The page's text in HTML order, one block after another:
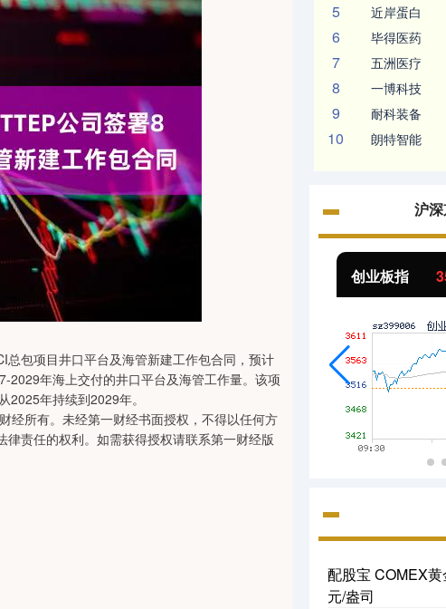
包项目井口平台及海管新建工作包合同，预计
2029年海上交付的井口平台及海管工作量。该项
2025年持续到2029年。
经所有。未经第一财经书面授权，不得以任何方
责任的权利。如需获得授权请联系第一财经版
5 近岸蛋白
6 毕得医药
7 五洲医疗
8 一博科技
9 耐科装备
10 朗特智能
沪
北证50 创业板指
配股宝 COMEX
元/盎司